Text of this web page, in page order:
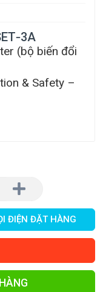
(bộ biến đổi
& Safety –
ĐIỆN ĐẶT HÀNG